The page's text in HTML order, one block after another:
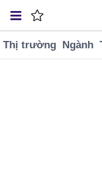
Thị trường Ngành